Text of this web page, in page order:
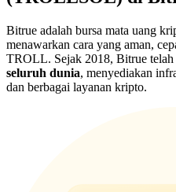
BTC Welcome Rewards
Deposit & Trade BTC to
Bitrue adalah bursa mata uang
menawarkan cara yang aman,
TROLL. Sejak 2018, Bitrue telah
seluruh dunia, menyediakan
dan berbagai layanan kripto.